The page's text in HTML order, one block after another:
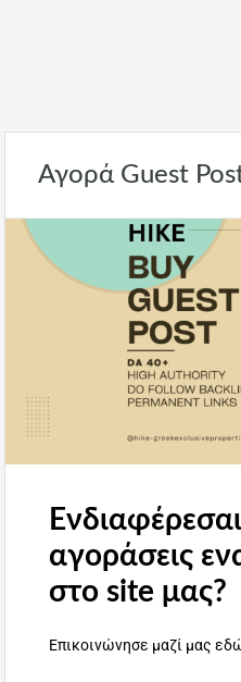
Αγορά Guest
αγοράσεις
στο site μας?
Επικοινώνησε μαζί μας